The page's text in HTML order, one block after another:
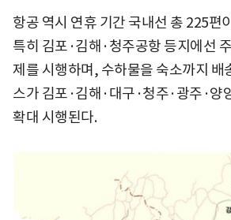
항공 역시 연휴 기간 국내선 총 225편
특히 김포·김해·청주공항 등지에선
제를 시행하며, 수하물을 숙소까지 배
스가 김포·김해·대구·청주·광주·양
확대 시행된다.